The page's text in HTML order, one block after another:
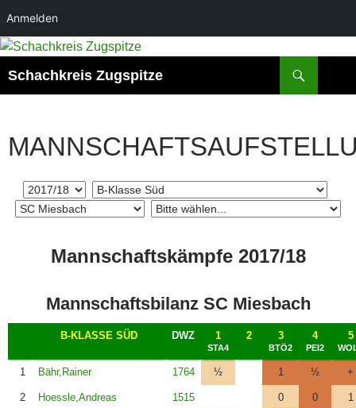
Anmelden
Zum
springen
Schachkreis Zugspitze
Mannschaftskämpfe 2017/18
Mannschaftsbilanz SC Miesbach
B-KLASSE SÜD DWZ 1
STA4
2 3
BTÖ2
4
PEI2
5
1 Bähr,Rainer 1764 ½ 1 ½ +
2 Hoessle,Andreas 1515 0 0 1